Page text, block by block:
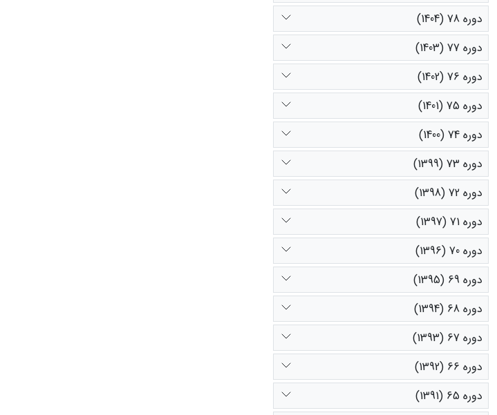
دوره 78 (1404)
دوره 77 (1403)
دوره 76 (1402)
دوره 75 (1401)
دوره 74 (1400)
دوره 73 (1399)
دوره 72 (1398)
دوره 71 (1397)
دوره 70 (1396)
دوره 69 (1395)
دوره 68 (1394)
دوره 67 (1393)
دوره 66 (1392)
دوره 65 (1391)